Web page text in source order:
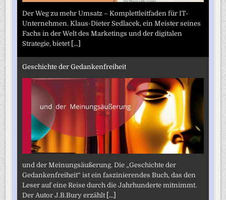
Der Weg zu mehr Umsatz – Komplettleitfaden für IT-
Unternehmen. Klaus-Dieter Sedlacek, ein Meister seines
Fachs in der Welt des Marketings und der digitalen
Strategie, bietet [...]
Geschichte der Gedankenfreiheit
und der Meinungsäußerung. Die „Geschichte der
Gedankenfreiheit“ ist ein faszinierendes Buch, das den
Leser auf eine Reise durch die Jahrhunderte mitnimmt.
Der Autor J.B.Bury erzählt [...]